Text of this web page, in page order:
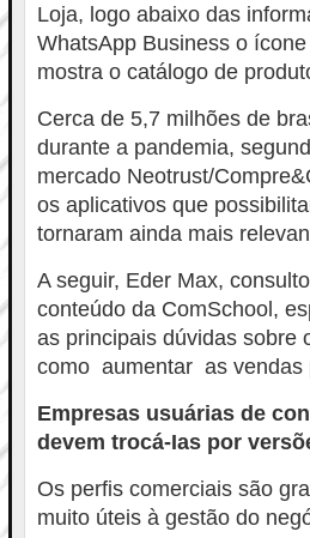
Loja, logo abaixo das
WhatsApp Business o
mostra o catálogo de
Cerca de 5,7 milhões de
durante a pandemia,
mercado Neotrust/
os aplicativos que
tornaram ainda mais
A seguir, Eder Max,
conteúdo da ComSchool,
as principais dúvidas sobre
como aumentar as vendas
Empresas usuárias de
devem trocá-Ias por
Os perfis comerciais são
muito úteis à gestão do